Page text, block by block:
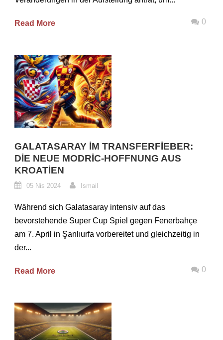
Read More 0
GALATASARAY IM TRANSFERFIEBER:
DIE NEUE MODRIC-HOFFNUNG AUS
KROATIEN
05 Nis 2024 Ismail
Während sich Galatasaray intensiv auf das
bevorstehende Super Cup Spiel gegen Fenerbahçe
am 7. April in Şanlıurfa vorbereitet und gleichzeitig in
der...
Read More 0